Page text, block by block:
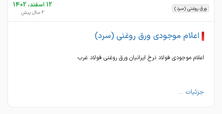
ورق روغنی (سرد) 12 اسفند، 1402
2 سال پیش
اعلام موجودی ورق روغنی (سرد)
اعلام موجودی فولاد نرخ ایرانیان ورق روغنی فولاد غرب
جزئیات ...